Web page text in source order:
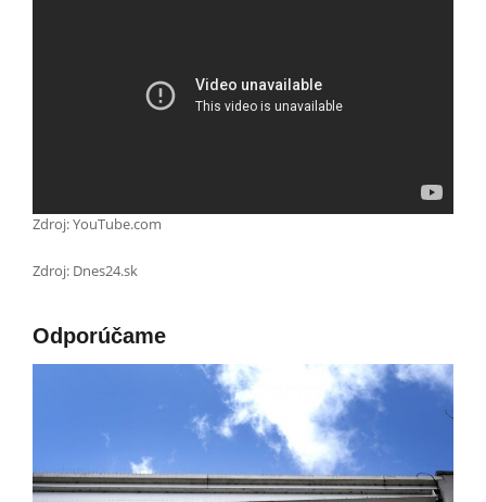
Zdroj: YouTube.com
Zdroj: Dnes24.sk
Odporúčame